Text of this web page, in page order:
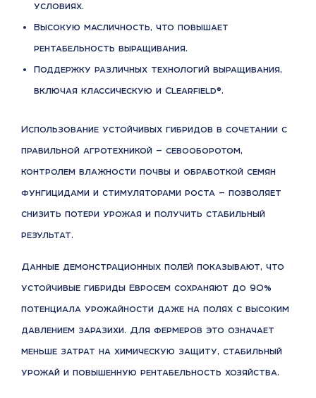
условиях.
Высокую масличность, что повышает
рентабельность выращивания.
Поддержку различных технологий выращивания,
включая классическую и Clearfield®.
Использование устойчивых гибридов в сочетании с
правильной агротехникой — севооборотом,
контролем влажности почвы и обработкой семян
фунгицидами и стимуляторами роста — позволяет
снизить потери урожая и получить стабильный
результат.
Данные демонстрационных полей показывают, что
устойчивые гибриды Евросем сохраняют до 90%
потенциала урожайности даже на полях с высоким
давлением заразихи. Для фермеров это означает
меньше затрат на химическую защиту, стабильный
урожай и повышенную рентабельность хозяйства.